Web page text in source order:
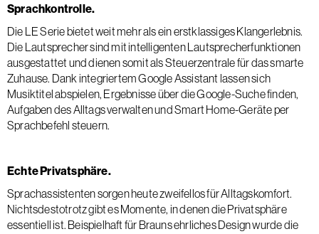
Sprachkontrolle.
Die LE Serie bietet weit mehr als ein erstklassiges Klangerlebnis.
Die Lautsprecher sind mit intelligenten Lautsprecherfunktionen
ausgestattet und dienen somit als Steuerzentrale für das smarte
Zuhause. Dank integriertem Google Assistant lassen sich
Musiktitel abspielen, Ergebnisse über die Google-Suche finden,
Aufgaben des Alltags verwalten und Smart Home-Geräte per
Sprachbefehl steuern.
Echte Privatsphäre.
Sprachassistenten sorgen heute zweifellos für Alltagskomfort.
Nichtsdestotrotz gibt es Momente, in denen die Privatsphäre
essentiell ist. Beispielhaft für Brauns ehrliches Design wurde die